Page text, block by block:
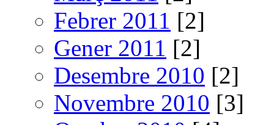
Febrer 2011 [2]
Gener 2011 [2]
Desembre 2010 [2]
Novembre 2010 [3]